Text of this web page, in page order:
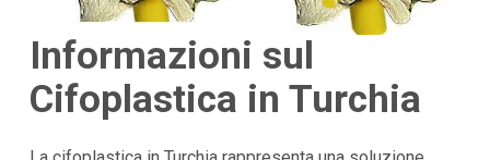
Informazioni sul
Cifoplastica in Turchia